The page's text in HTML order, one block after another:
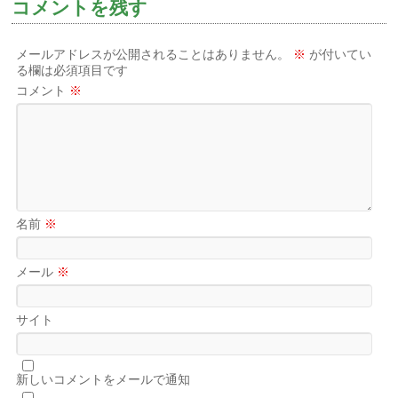
コメントを残す
メールアドレスが公開されることはありません。 ※ が付いてい
る欄は必須項目です
コメント ※
名前 ※
メール ※
サイト
新しいコメントをメールで通知